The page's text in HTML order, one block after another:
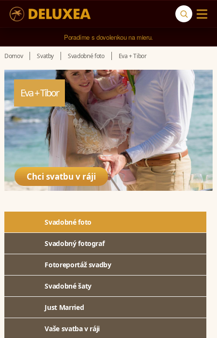
Poradíme s dovolenkou na mieru.
5* cestovná kancelária na luxusnú dovolenku od 4.000 EUR.
Domov Svatby Svadobné foto Eva + Tibor
Eva + Tibor
Chci svatbu v ráji
Svadobné foto
Svadobný fotograf
Fotoreportáž svadby
Svadobné šaty
Just Married
Vaše svatba v ráji